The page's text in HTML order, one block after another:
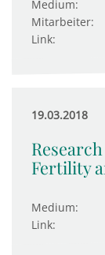
Medium:
Mitarbeiter:
Link:
19.03.2018
Fertility
Medium:
Link: